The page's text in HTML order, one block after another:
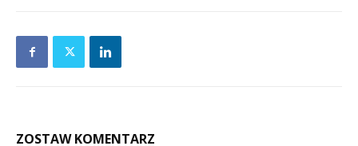
ZOSTAW KOMENTARZ